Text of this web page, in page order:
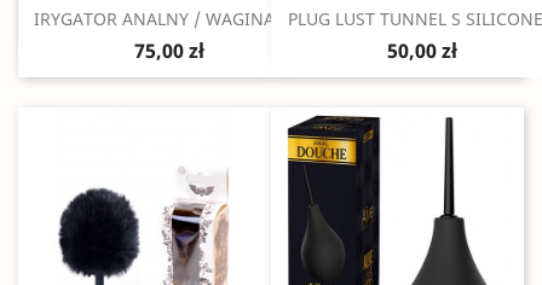
Szybki podgląd
IRYGATOR ANALNY / WAGINALNY
75,00 zł
Szybki podgląd
PLUG LUST TUNNEL S
50,00 zł